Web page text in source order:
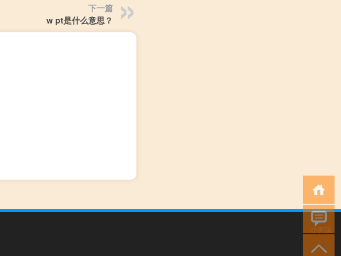
下一篇
w pt是什么意思？
小男孩